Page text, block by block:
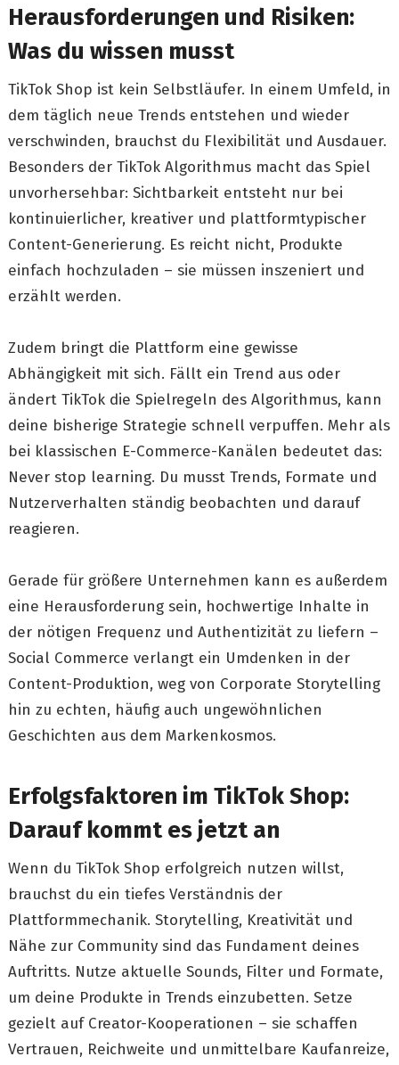
Herausforderungen und Risiken:
Was du wissen musst
TikTok Shop ist kein Selbstläufer. In einem Umfeld, in
dem täglich neue Trends entstehen und wieder
verschwinden, brauchst du Flexibilität und Ausdauer.
Besonders der TikTok Algorithmus macht das Spiel
unvorhersehbar: Sichtbarkeit entsteht nur bei
kontinuierlicher, kreativer und plattformtypischer
Content-Generierung. Es reicht nicht, Produkte
einfach hochzuladen – sie müssen inszeniert und
erzählt werden.
Zudem bringt die Plattform eine gewisse
Abhängigkeit mit sich. Fällt ein Trend aus oder
ändert TikTok die Spielregeln des Algorithmus, kann
deine bisherige Strategie schnell verpuffen. Mehr als
bei klassischen E-Commerce-Kanälen bedeutet das:
Never stop learning. Du musst Trends, Formate und
Nutzerverhalten ständig beobachten und darauf
reagieren.
Gerade für größere Unternehmen kann es außerdem
eine Herausforderung sein, hochwertige Inhalte in
der nötigen Frequenz und Authentizität zu liefern –
Social Commerce verlangt ein Umdenken in der
Content-Produktion, weg von Corporate Storytelling
hin zu echten, häufig auch ungewöhnlichen
Geschichten aus dem Markenkosmos.
Erfolgsfaktoren im TikTok Shop:
Darauf kommt es jetzt an
Wenn du TikTok Shop erfolgreich nutzen willst,
brauchst du ein tiefes Verständnis der
Plattformmechanik. Storytelling, Kreativität und
Nähe zur Community sind das Fundament deines
Auftritts. Nutze aktuelle Sounds, Filter und Formate,
um deine Produkte in Trends einzubetten. Setze
gezielt auf Creator-Kooperationen – sie schaffen
Vertrauen, Reichweite und unmittelbare Kaufanreize,